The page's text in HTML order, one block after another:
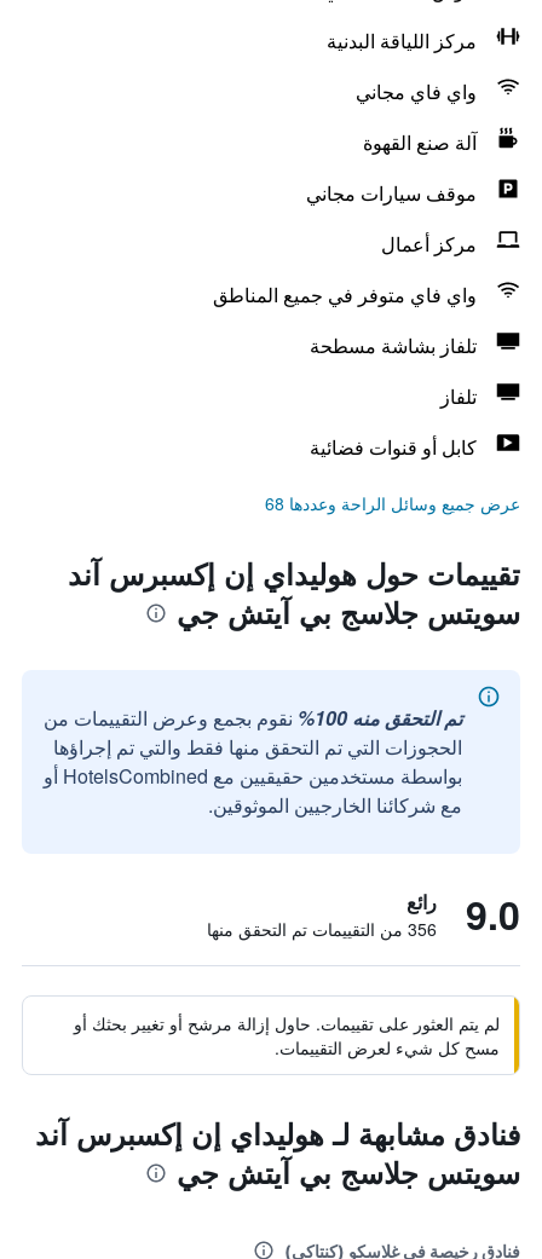
مركز اللياقة البدنية
واي فاي مجاني
آلة صنع القهوة
موقف سيارات مجاني
مركز أعمال
واي فاي متوفر في جميع المناطق
تلفاز بشاشة مسطحة
تلفاز
كابل أو قنوات فضائية
عرض جميع وسائل الراحة وعددها 68
تقييمات حول هوليداي إن إكسبرس آند
سويتس جلاسج بي آيتش جي
تم التحقق منه 100%
نقوم بجمع وعرض التقييمات من
الحجوزات التي تم التحقق منها فقط والتي تم إجراؤها
بواسطة مستخدمين حقيقيين مع HotelsCombined أو
مع شركائنا الخارجيين الموثوقين.
9.0 رائع
356 من التقييمات تم التحقق منها
لم يتم العثور على تقييمات. حاول إزالة مرشح أو تغيير بحثك أو
مسح كل شيء لعرض التقييمات.
فنادق مشابهة لـ هوليداي إن إكسبرس آند
سويتس جلاسج بي آيتش جي
فنادق رخيصة في غلاسكو (كنتاكي)